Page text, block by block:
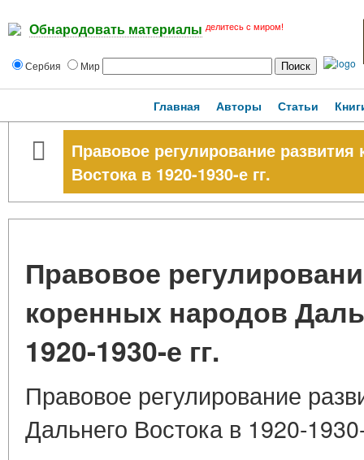
Обнародовать материалы делитесь с миром!
Сербия Мир
Главная Авторы Статьи
Правовое регулирование
Востока в 1920-1930-е гг.
Правовое
коренных народов
1920-1930-е гг.
Правовое регулирование
Дальнего Востока в 1920-